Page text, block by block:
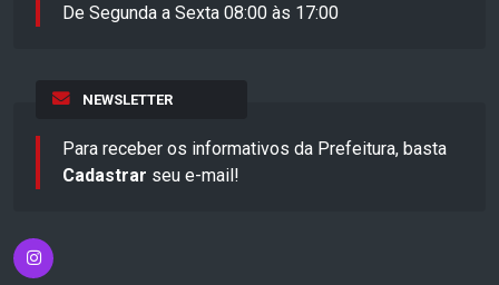
De Segunda a Sexta 08:00 às 17:00
NEWSLETTER
Para receber os informativos da Prefeitura, basta
Cadastrar seu e-mail!